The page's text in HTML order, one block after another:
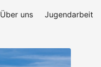
Über uns Jugendarbeit